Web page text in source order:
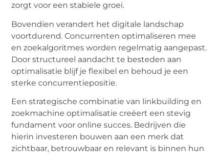
zorgt voor een stabiele groei.
Bovendien verandert het digitale landschap
voortdurend. Concurrenten optimaliseren mee
en zoekalgoritmes worden regelmatig aangepast.
Door structureel aandacht te besteden aan
optimalisatie blijf je flexibel en behoud je een
sterke concurrentiepositie.
Een strategische combinatie van linkbuilding en
zoekmachine optimalisatie creëert een stevig
fundament voor online succes. Bedrijven die
hierin investeren bouwen aan een merk dat
zichtbaar, betrouwbaar en relevant is binnen hun